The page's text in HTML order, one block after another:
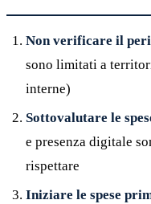
Non verificare il
sono limitati a
interne)
Sottovalutare le
e presenza digitale
rispettare
Iniziare le spese